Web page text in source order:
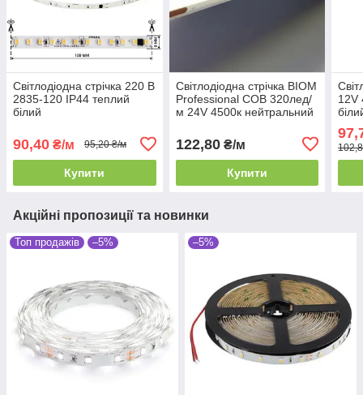
Світлодіодна стрічка 220 В
2835-120 ІР44 теплий
білий
90,40 ₴/м 95,20 ₴/м
Купити
Світлодіодна стрічка BIOM
Professional COB 320лед/
м 24V 4500к нейтральний
122,80₴/м
Купити
12V
Акційні пропозиції та новинки
Топ продажів –5% –5%